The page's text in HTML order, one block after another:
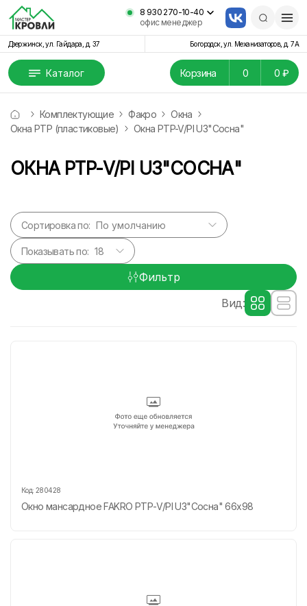
8 930 270-10-40
офис менеджер
Дзержинск, ул. Гайдара, д. 37 Богородск, ул. Механизаторов, д. 7А
Каталог Корзина 0 0 ₽
Комплектующие Факро
Окна
Окна РТР (пластиковые)
Окна PTP-V/PI U3"Сосна"
ОКНА PTP-V/PI U3"СОСНА"
Сортировка по:
Показывать по:
Фильтр
Вид:
Код: 280428
Окно мансардное FAKRO РТР-V/PI U3"Сосна" 66х98